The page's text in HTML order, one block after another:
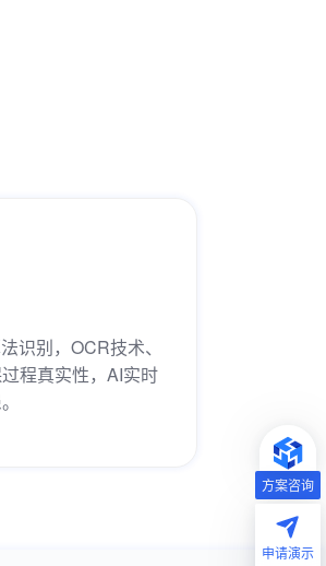
识别，OCR技术、
程真实性，AI实时
方案咨询
申请演示